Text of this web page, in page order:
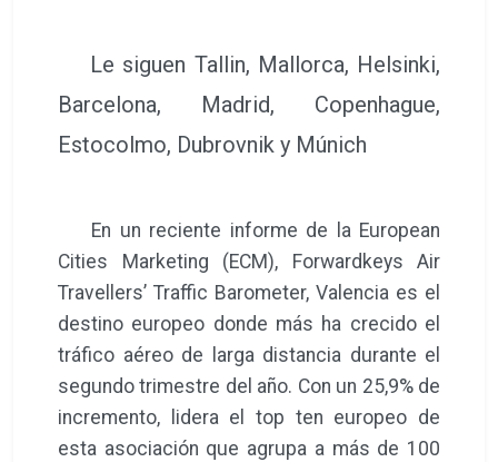
Le siguen Tallin, Mallorca, Helsinki,
Barcelona, Madrid, Copenhague,
Estocolmo, Dubrovnik y Múnich
En un reciente informe de la European
Cities Marketing (ECM), Forwardkeys Air
Travellers’ Traffic Barometer, Valencia es el
destino europeo donde más ha crecido el
tráfico aéreo de larga distancia durante el
segundo trimestre del año. Con un 25,9% de
incremento, lidera el top ten europeo de
esta asociación que agrupa a más de 100